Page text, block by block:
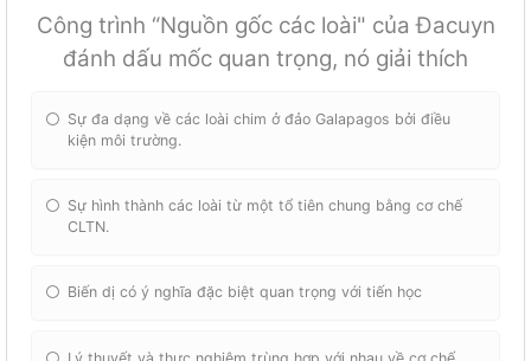
Công trình “Nguồn gốc các loài" của Đacuyn
đánh dấu mốc quan trọng, nó giải thích
Sự đa dạng về các loài chim ở đảo Galapagos bởi điều
kiện môi trường.
Sự hình thành các loài từ một tổ tiên chung bằng cơ chế
CLTN.
Biến dị có ý nghĩa đặc biệt quan trọng với tiến học